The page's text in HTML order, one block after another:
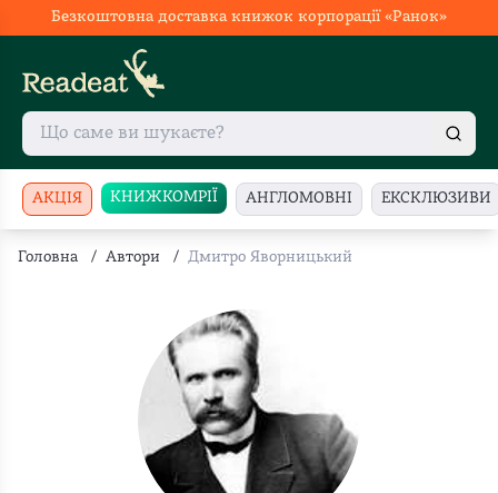
Безкоштовна доставка книжок корпорації «Ранок»
АКЦІЯ КНИЖКОМРІЇ АНГЛОМОВНІ ЕКСКЛЮЗИВИ
Головна / Автори / Дмитро Яворницький